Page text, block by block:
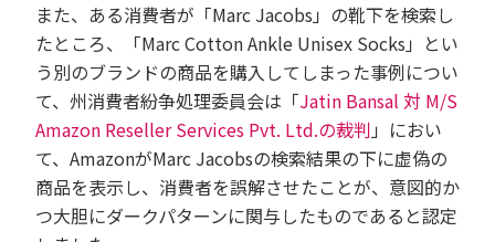
また、ある消費者が「Marc Jacobs」の靴下を検索し
たところ、「Marc Cotton Ankle Unisex Socks」とい
う別のブランドの商品を購入してしまった事例につい
て、州消費者紛争処理委員会は「Jatin Bansal 対 M/S
Amazon Reseller Services Pvt. Ltd.の裁判 」におい
て、AmazonがMarc Jacobsの検索結果の下に虚偽の
商品を表示し、消費者を誤解させたことが、意図的か
つ大胆にダークパターンに関与したものであると認定